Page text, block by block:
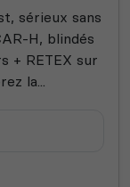
sérieux sans
H, blindés
+ RETEX sur
la...